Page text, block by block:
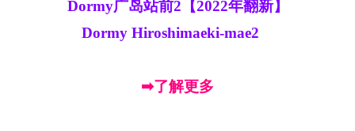
Dormy广岛站前2【2022年翻新】
Dormy Hiroshimaeki-mae2
➡了解更多